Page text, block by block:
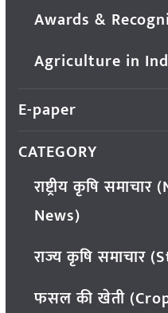
Awards &
Agriculture in
E-paper
CATEGORY
राष्ट्रीय कृषि
News)
राज्य कृषि समाचार
फसल की खेती